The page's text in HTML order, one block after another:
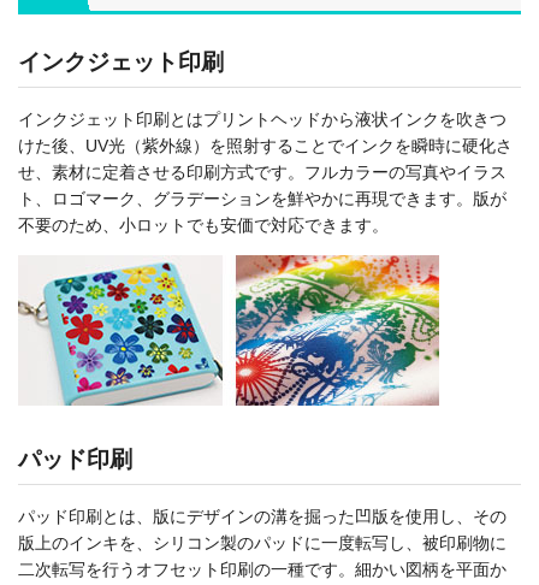
インクジェット印刷
インクジェット印刷とはプリントヘッドから液状インクを吹きつ
けた後、UV光（紫外線）を照射することでインクを瞬時に硬化さ
せ、素材に定着させる印刷方式です。フルカラーの写真やイラス
ト、ロゴマーク、グラデーションを鮮やかに再現できます。版が
不要のため、小ロットでも安価で対応できます。
パッド印刷
パッド印刷とは、版にデザインの溝を掘った凹版を使用し、その
版上のインキを、シリコン製のパッドに一度転写し、被印刷物に
二次転写を行うオフセット印刷の一種です。細かい図柄を平面か